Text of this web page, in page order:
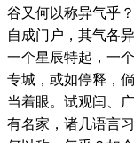
谷又何以称异气乎
自成门户，其气各
一个星辰特起，一
专城，或如停释，
当着眼。试观闰、
有名家，诸几语言